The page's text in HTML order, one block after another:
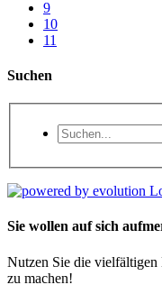
9
10
11
Suchen
Sie wollen auf sich
Nutzen Sie die
zu machen!